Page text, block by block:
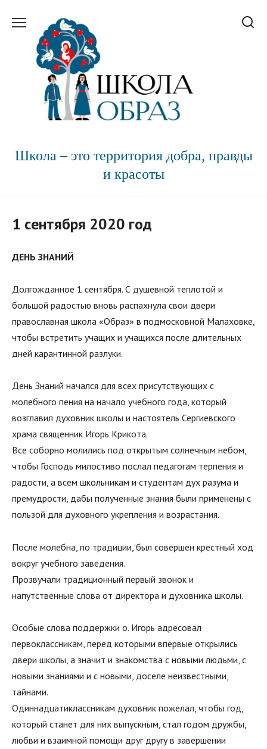
содержанию
Школа – это территория добра, правды
и красоты
1 сентября 2020 год
ДЕНЬ ЗНАНИЙ
Долгожданное 1 сентября. С душевной теплотой и
большой радостью вновь распахнула свои двери
православная школа «Образ» в подмосковной Малаховке,
чтобы встретить учащих и учащихся после длительных
дней карантинной разлуки.
День Знаний начался для всех присутствующих с
молебного пения на начало учебного года, который
возглавил духовник школы и настоятель Сергиевского
храма священник Игорь Крикота.
Все соборно молились под открытым солнечным небом,
чтобы Господь милостиво послал педагогам терпения и
радости, а всем школьникам и студентам дух разума и
премудрости, дабы полученные знания были применены с
пользой для духовного укрепления и возрастания.
После молебна, по традиции, был совершен крестный ход
вокруг учебного заведения.
Прозвучали традиционный первый звонок и
напутственные слова от директора и духовника школы.
Особые слова поддержки о. Игорь адресовал
первоклассникам, перед которыми впервые открылись
двери школы, а значит и знакомства с новыми людьми, с
новыми знаниями и с новыми, доселе неизвестными,
тайнами.
Одиннадцатиклассникам духовник пожелал, чтобы год,
который станет для них выпускным, стал годом дружбы,
любви и взаимной помощи друг другу в завершении